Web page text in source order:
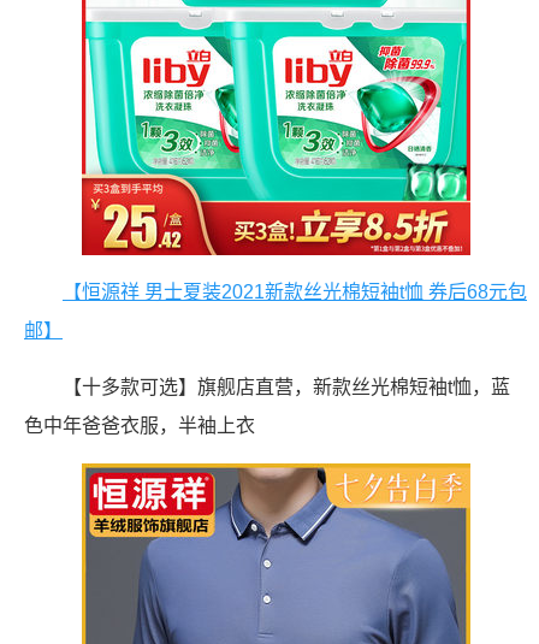
【恒源祥 男士夏装2021新款丝光棉短袖t恤 券后68元包
邮】
【十多款可选】旗舰店直营，新款丝光棉短袖t恤，蓝
色中年爸爸衣服，半袖上衣